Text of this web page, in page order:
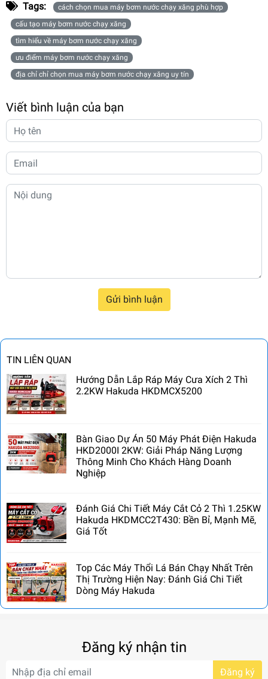
TIN LIÊN QUAN
Hướng Dẫn Lắp Ráp Máy Cưa Xích 2 Thì
2.2KW Hakuda HKDMCX5200
Bàn Giao Dự Án 50 Máy Phát Điện Hakuda
HKD2000I 2KW: Giải Pháp Năng Lượng
Thông Minh Cho Khách Hàng Doanh
Nghiệp
Đánh Giá Chi Tiết Máy Cắt Cỏ 2 Thì 1.25KW
Hakuda HKDMCC2T430: Bền Bỉ, Mạnh Mẽ,
Giá Tốt
Top Các Máy Thổi Lá Bán Chạy Nhất Trên
Thị Trường Hiện Nay: Đánh Giá Chi Tiết
Dòng Máy Hakuda
Tags:
cách chọn mua máy bơm nước chạy xăng phù hợp
cấu tạo máy bơm nước chạy xăng
tìm hiểu về máy bơm nước chạy xăng
ưu điểm máy bơm nước chạy xăng
địa chỉ chỉ chọn mua máy bơm nước chạy xăng uy tín
Viết bình luận của bạn
Gửi bình luận
Đăng ký nhận tin
Đăng ký